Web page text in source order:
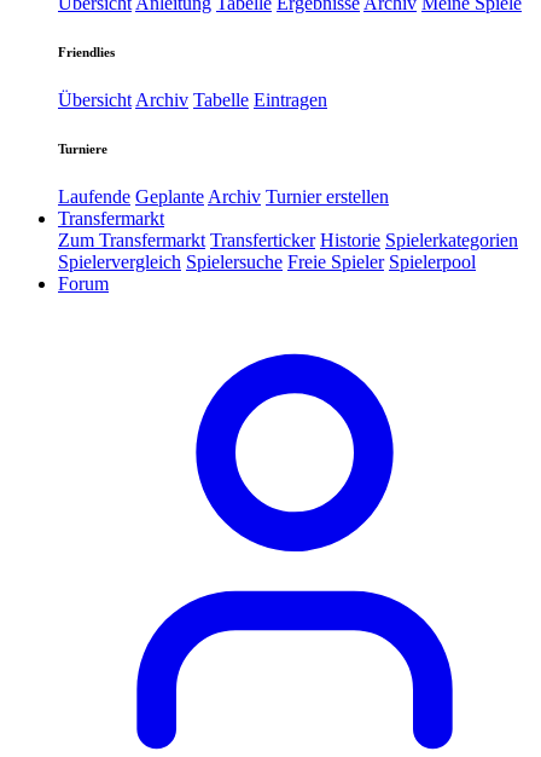
Friendlies
Übersicht Archiv Tabelle Eintragen
Turniere
Laufende Geplante Archiv Turnier erstellen
Transfermarkt
Zum Transfermarkt Transferticker Historie Spielerkategorien
Spielervergleich Spielersuche Freie Spieler Spielerpool
Forum